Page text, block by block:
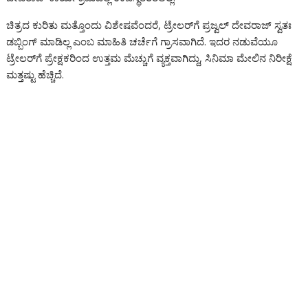
ಚಿತ್ರದ ಕುರಿತು ಮತ್ತೊಂದು ವಿಶೇಷವೆಂದರೆ, ಟ್ರೇಲರ್‌ಗೆ ಪ್ರಜ್ವಲ್ ದೇವರಾಜ್ ಸ್ವತಃ
ಡಬ್ಬಿಂಗ್ ಮಾಡಿಲ್ಲ ಎಂಬ ಮಾಹಿತಿ ಚರ್ಚೆಗೆ ಗ್ರಾಸವಾಗಿದೆ. ಇದರ ನಡುವೆಯೂ
ಟ್ರೇಲರ್‌ಗೆ ಪ್ರೇಕ್ಷಕರಿಂದ ಉತ್ತಮ ಮೆಚ್ಚುಗೆ ವ್ಯಕ್ತವಾಗಿದ್ದು, ಸಿನಿಮಾ ಮೇಲಿನ ನಿರೀಕ್ಷೆ
ಮತ್ತಷ್ಟು ಹೆಚ್ಚಿದೆ.